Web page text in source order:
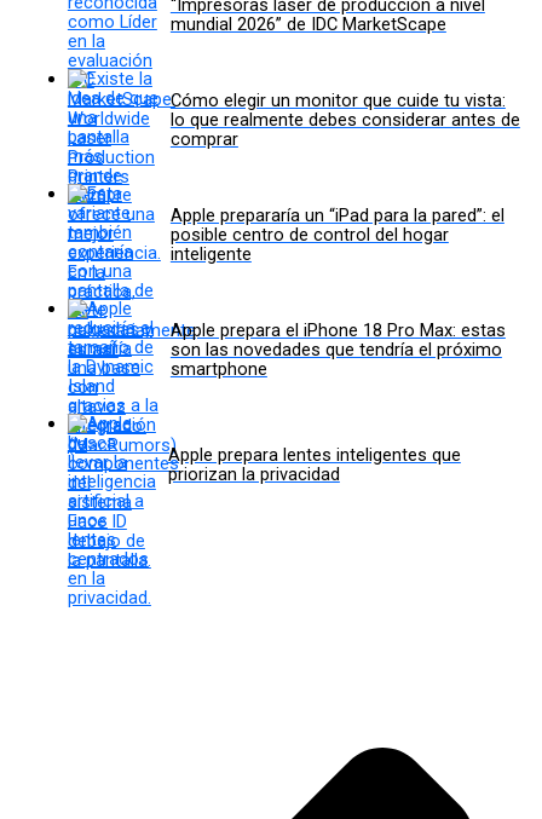
“Impresoras láser de producción a nivel
mundial 2026” de IDC MarketScape
Cómo elegir un monitor que cuide tu vista:
lo que realmente debes considerar antes de
comprar
Apple prepararía un “iPad para la pared”: el
posible centro de control del hogar
inteligente
Apple prepara el iPhone 18 Pro Max: estas
son las novedades que tendría el próximo
smartphone
Apple prepara lentes inteligentes que
priorizan la privacidad